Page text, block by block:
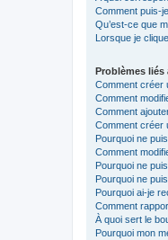
Comment puis-
Qu’est-ce que
Lorsque je
Problèmes
Comment créer
Comment
Comment
Comment créer
Pourquoi ne
Comment
Pourquoi ne
Pourquoi ne
Pourquoi ai-je
Comment
À quoi sert le
Pourquoi mon